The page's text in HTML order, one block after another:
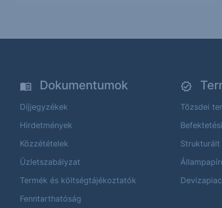
Dokumentumok
Díjjegyzékek
Hirdetmények
Közzétételek
Üzletszabályzat
Termék és költségtájékoztatók
Fenntarthatóság
Tőzsdei
Devizapiac